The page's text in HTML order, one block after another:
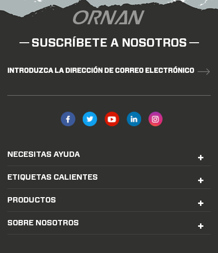
SUSCRÍBETE A NOSOTROS
INTRODUZCA LA DIRECCIÓN DE CORREO ELECTRÓNICO
NECESITAS AYUDA
ETIQUETAS CALIENTES
PRODUCTOS
SOBRE NOSOTROS